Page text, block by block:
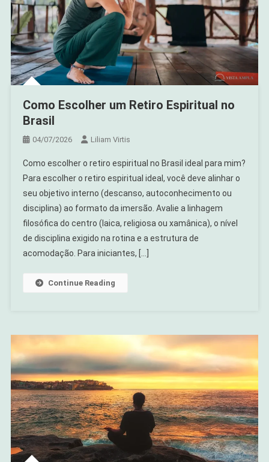
Como Escolher um Retiro Espiritual no
Brasil
04/07/2026 Liliam Virtis
Como escolher o retiro espiritual no Brasil ideal para mim?
Para escolher o retiro espiritual ideal, você deve alinhar o
seu objetivo interno (descanso, autoconhecimento ou
disciplina) ao formato da imersão. Avalie a linhagem
filosófica do centro (laica, religiosa ou xamânica), o nível
de disciplina exigido na rotina e a estrutura de
acomodação. Para iniciantes, […]
Continue Reading